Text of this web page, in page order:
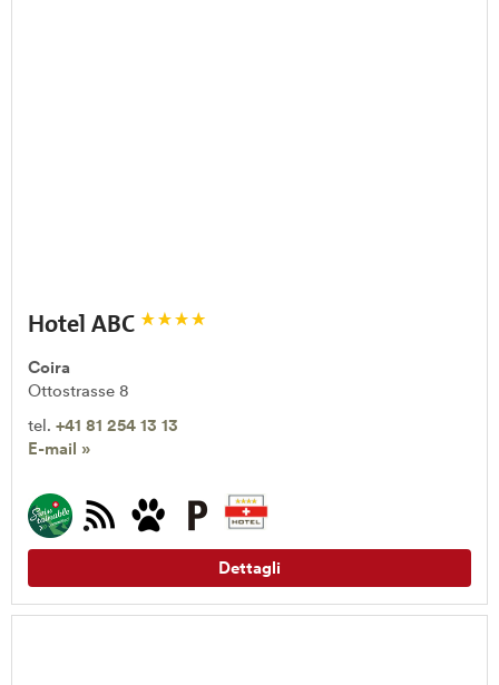
Hotel ABC
Coira
Ottostrasse 8
tel. +41 81 254 13 13
E-mail »
Dettagli